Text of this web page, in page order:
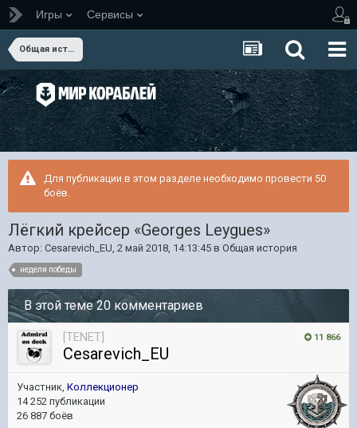
Игры Сервисы
Общая история
Для публикации в этом разделе необходимо провести 50
боёв.
Лёгкий крейсер «Georges Leygues»
Автор: Cesarevich_EU, 2 май 2018, 14:13:45 в Общая история
неделя победы
В этой теме 20 комментариев
11 866
[TENET]
Cesarevich_EU
Участник, Коллекционер
14 252 публикации
26 887 боёв